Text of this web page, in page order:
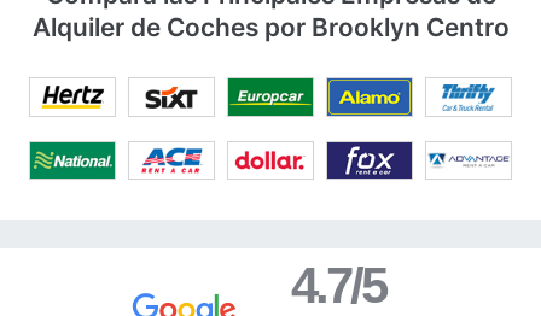
Alquiler de Coches por Brooklyn Centro
4.7/5